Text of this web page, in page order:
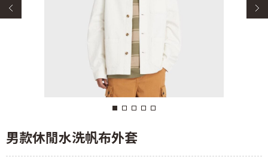
男款休閒水洗帆布外套